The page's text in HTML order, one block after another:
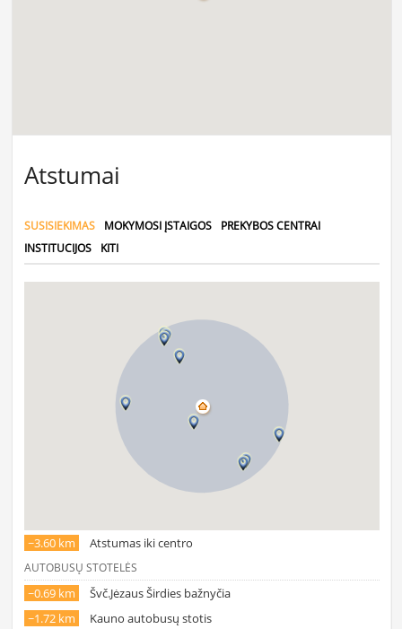
Atstumai
SUSISIEKIMAS MOKYMOSI ĮSTAIGOS
PREKYBOS CENTRAI
INSTITUCIJOS
KITI
~3.60 km Atstumas iki centro
AUTOBUSŲ STOTELĖS
~0.69 km
Švč.Jėzaus Širdies bažnyčia
~1.72 km
Kauno autobusų stotis